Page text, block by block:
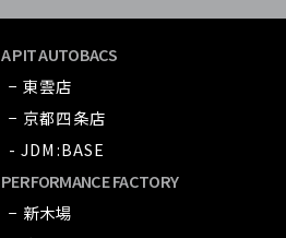
A PIT AUTOBACS
− 東雲店
− 京都四条店
- JDM:BASE
PERFORMANCE FACTORY
− 新木場